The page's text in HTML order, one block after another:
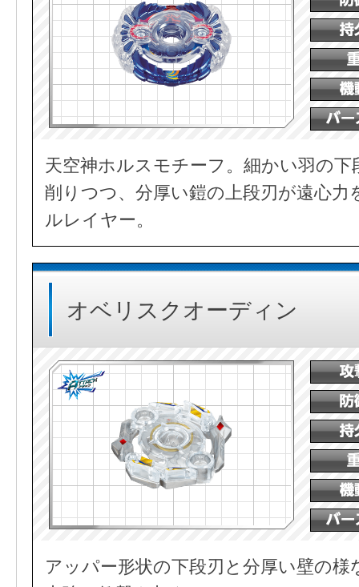
天空神ホルスモチーフ。細かい羽の
削りつつ、分厚い鎧の上段刃が遠心
ルレイヤー。
オベリスクオーディン
アッパー形状の下段刃と分厚い壁の